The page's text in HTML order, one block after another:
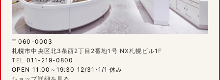
〒060-0003
札幌市中央区北3条西2丁目2番地1号 NX札幌ビル1F
TEL 011-219-0800
OPEN 11:00～19:30 12/31･1/1 休み